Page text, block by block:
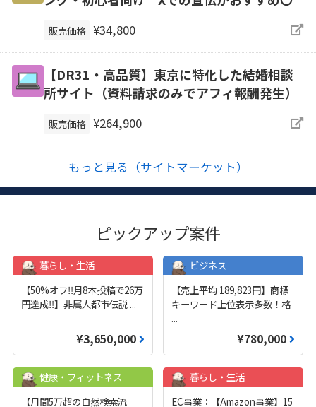
販売価格 ¥34,800
【DR31・高品質】東京に特化した結婚相談
所サイト（資料請求のみでアフィ報酬発生）
販売価格 ¥264,900
もっと見る（サイトマーケット）
ピックアップ案件
暮らし・生活
【50%オフ‼️月8本投稿で26万
円達成‼️】非属人都市伝説 ...
¥3,650,000
ビジネス
【売上平均 189,823円】商標
キーワード上位表示多数！格
...
¥780,000
健康・フィットネス
【月間5万超の自然検索流
暮らし・生活
EC事業：【Amazon事業】15